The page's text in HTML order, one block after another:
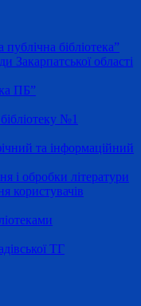
бібліотека”
Закарпатської області
ПБ”
№1
та інформаційний
і обробки літератури
користувачів
ТГ